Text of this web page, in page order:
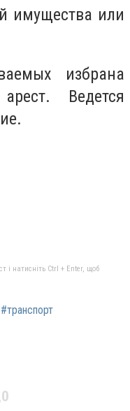
имущества или
избрана
Ведется
і натисніть Ctrl + Enter, щоб
#транспорт